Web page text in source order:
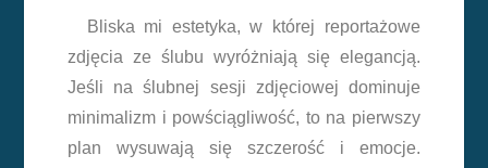
Bliska mi estetyka, w której reportażowe
zdjęcia ze ślubu wyróżniają się elegancją.
Jeśli na ślubnej sesji zdjęciowej dominuje
minimalizm i powściągliwość, to na pierwszy
plan wysuwają się szczerość i emocje.